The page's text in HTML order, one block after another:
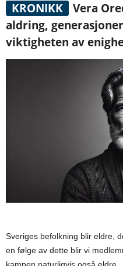
KRONIKK
Vera
aldring,
viktigheten av
Sveriges befolkning blir eldre,
en følge av dette blir vi
kampen naturligvis også eldre.